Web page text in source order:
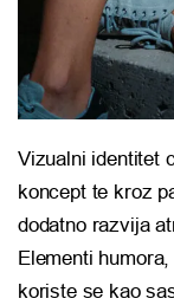
Vizualni identitet
koncept te kroz
dodatno razvija
Elementi
koriste se kao